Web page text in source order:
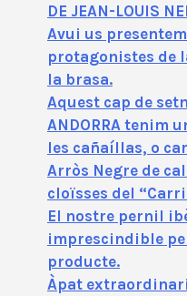
DE JEAN-LOUIS
Avui us
protagonistes de
la brasa.
Aquest cap de
ANDORRA tenim
les cañaíllas, o
Arròs Negre de
cloïsses del
El nostre pernil
imprescindible
producte.
Àpat